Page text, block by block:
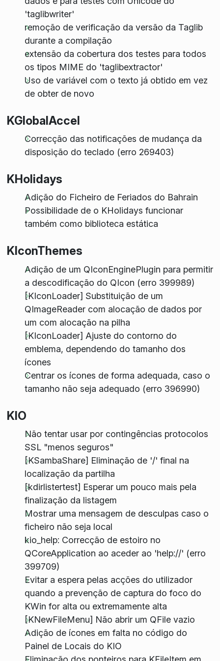
'taglibwriter'
remoção de verificação da versão da Taglib
durante a compilação
extensão da cobertura dos testes para todos
os tipos MIME do 'taglibextractor'
Uso de variável com o texto já obtido em vez
de obter de novo
KGlobalAccel
Correcção das notificações de mudança da
disposição do teclado (erro 269403)
KHolidays
Adição do Ficheiro de Feriados do Bahrain
Possibilidade de o KHolidays funcionar
também como biblioteca estática
KIconThemes
Adição de um QIconEnginePlugin para permitir
a descodificação do QIcon (erro 399989)
[KIconLoader] Substituição de um
QImageReader com alocação de dados por
um com alocação na pilha
[KIconLoader] Ajuste do contorno do
emblema, dependendo do tamanho dos
ícones
Centrar os ícones de forma adequada, caso o
tamanho não seja adequado (erro 396990)
KIO
Não tentar usar por contingências protocolos
SSL "menos seguros"
[KSambaShare] Eliminação de '/' final na
localização da partilha
[kdirlistertest] Esperar um pouco mais pela
finalização da listagem
Mostrar uma mensagem de desculpas caso o
ficheiro não seja local
kio_help: Correcção de estoiro no
QCoreApplication ao aceder ao 'help://' (erro
399709)
Evitar a espera pelas acções do utilizador
quando a prevenção de captura do foco do
KWin for alta ou extremamente alta
[KNewFileMenu] Não abrir um QFile vazio
Adição de ícones em falta no código do
Painel de Locais do KIO